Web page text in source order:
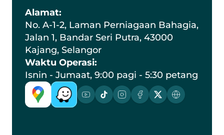
Alamat:
No. A-1-2, Laman Perniagaan Bahagia,
Jalan 1, Bandar Seri Putra, 43000
Kajang, Selangor
Waktu Operasi:
Isnin - Jumaat, 9:00 pagi - 5:30 petang